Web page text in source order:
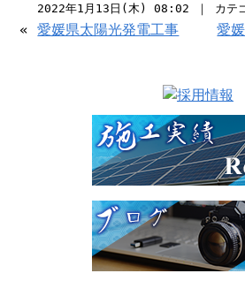
2022年1月13日(木) 08:02 ｜ カテゴ
«愛媛県太陽光発電工事 愛